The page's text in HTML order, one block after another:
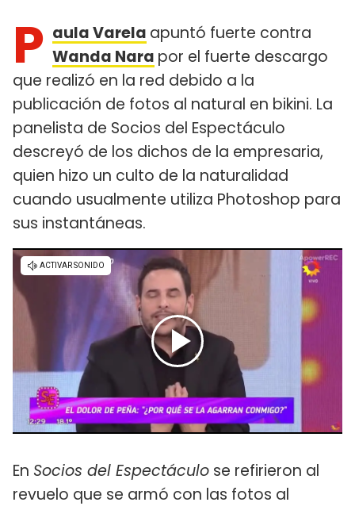
P aula Varela apuntó fuerte contra
Wanda Nara por el fuerte descargo
que realizó en la red debido a la
publicación de fotos al natural en bikini. La
panelista de Socios del Espectáculo
descreyó de los dichos de la empresaria,
quien hizo un culto de la naturalidad
cuando usualmente utiliza Photoshop para
sus instantáneas.
En Socios del Espectáculo se refirieron al
revuelo que se armó con las fotos al